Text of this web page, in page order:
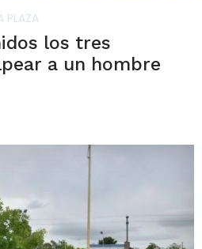
PLAZA
los tres
a un hombre